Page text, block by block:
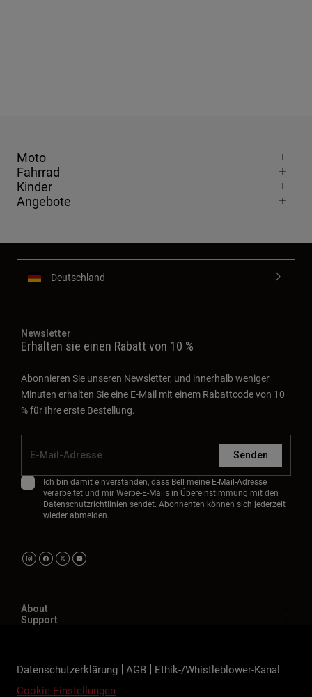
Moto
Fahrrad
Kinder
Angebote
Deutschland
Newsletter
Erhalten sie einen Rabatt von 10 %
Abonnieren Sie unseren Newsletter, und innerhalb weniger
Minuten erhalten Sie eine E-Mail mit einem Rabattcode von 10
% für Ihre erste Bestellung.
Senden
Ich bin damit einverstanden, dass Bell meine E-Mail-Adresse
verarbeitet und mir Werbe-E-Mails in Übereinstimmung mit den
Datenschutzrichtlinien sendet. Abonnenten können sich jederzeit
wieder abmelden.
About
Support
Datenschutzerklärung AGB
Ethik-/Whistleblower-Kanal
Cookie-Einstellungen